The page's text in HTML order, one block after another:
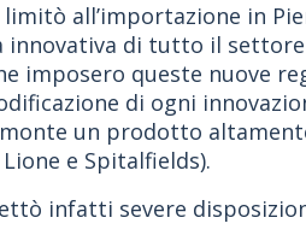
all’importazione in
di tutto il settore
imposero queste nuove
di ogni
un prodotto
e Spitalfields).
infatti severe